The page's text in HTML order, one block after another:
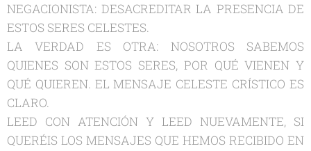
NEGACIONISTA: DESACREDITAR LA PRESENCIA DE
ESTOS SERES CELESTES.
LA VERDAD ES OTRA: NOSOTROS SABEMOS
QUIENES SON ESTOS SERES, POR QUÉ VIENEN Y
QUÉ QUIEREN. EL MENSAJE CELESTE CRÍSTICO ES
CLARO.
LEED CON ATENCIÓN Y LEED NUEVAMENTE, SI
QUERÉIS LOS MENSAJES QUE HEMOS RECIBIDO EN